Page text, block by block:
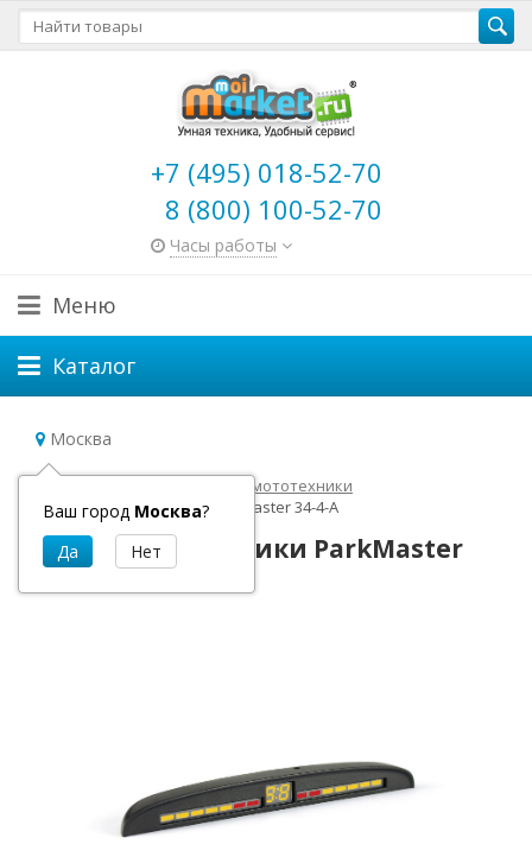
+7 (495) 018-52-70
8 (800) 100-52-70
Часы работы
Меню
Каталог
Москва
Ваш город Москва?
Главная
Товары для авто и мототехники
Задние парктроники ParkMaster 34-4-A
Задние парктроники ParkMaster
34-4-A